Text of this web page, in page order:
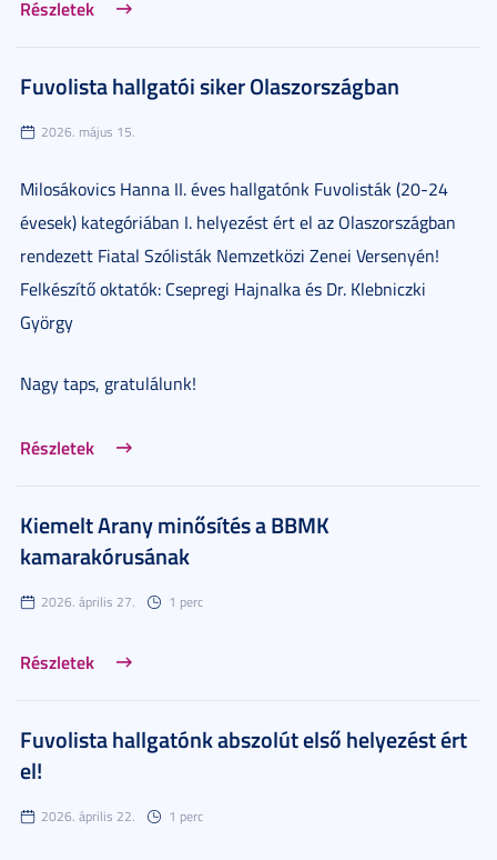
Részletek
Fuvolista hallgatói siker Olaszországban
2026. május 15.
Milosákovics Hanna II. éves hallgatónk Fuvolisták (20-24
évesek) kategóriában I. helyezést ért el az Olaszországban
rendezett Fiatal Szólisták Nemzetközi Zenei Versenyén!
Felkészítő oktatók: Csepregi Hajnalka és Dr. Klebniczki
György
Nagy taps, gratulálunk!
Részletek
Kiemelt Arany minősítés a BBMK
kamarakórusának
2026. április 27. 1 perc
Részletek
Fuvolista hallgatónk abszolút első helyezést ért
el!
2026. április 22. 1 perc